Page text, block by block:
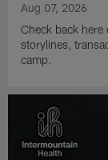
Aug 07, 2026
Check back here
storylines,
camp.